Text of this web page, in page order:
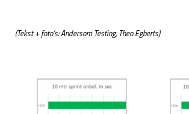
(Tekst + foto’s: Andersom Testing, Theo Egberts)